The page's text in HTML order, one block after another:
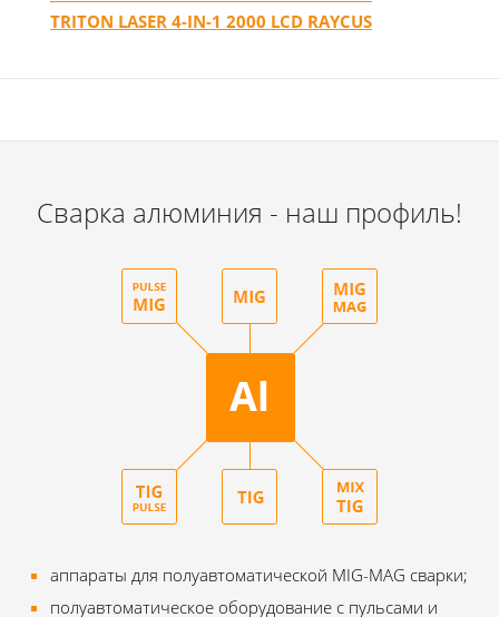
TRITON LASER 4-IN-1 2000 LCD RAYCUS
Сварка алюминия - наш профиль!
аппараты для полуавтоматической MIG-MAG сварки;
полуавтоматическое оборудование с пульсами и